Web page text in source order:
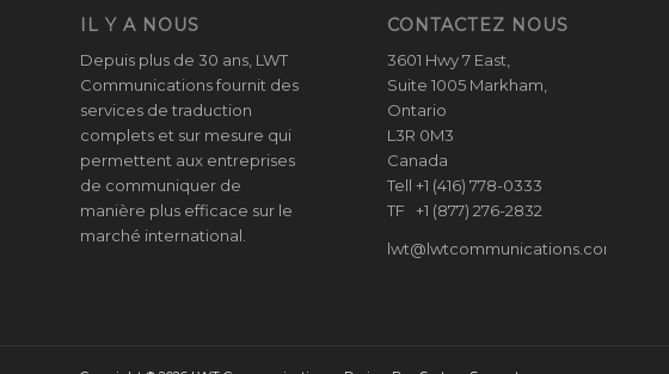
IL Y A NOUS
Depuis plus de 30 ans, LWT
Communications fournit des
services de traduction
complets et sur mesure qui
permettent aux entreprises
de communiquer de
manière plus efficace sur le
marché international.
CONTACTEZ NOUS
3601 Hwy 7 East,
Suite 1005 Markham,
Ontario
L3R 0M3
Canada
Tell +1 (416) 778-0333
TF +1 (877) 276-2832
lwt@lwtcommunications.com